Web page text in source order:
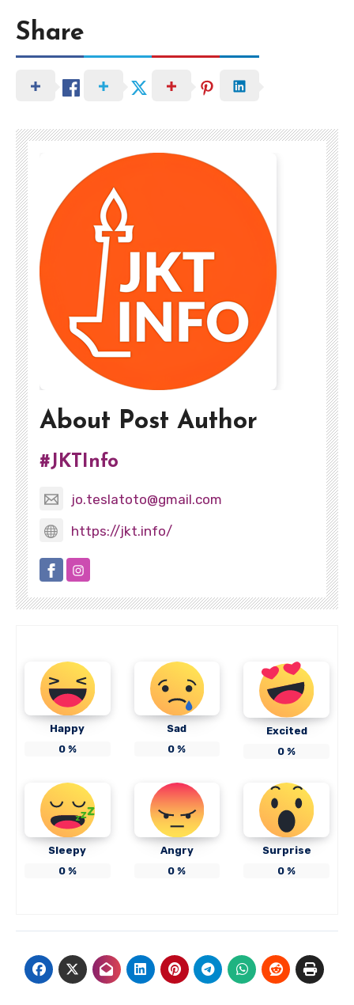
Share
About Post Author
#JKTInfo
jo.teslatoto@gmail.com
https://jkt.info/
Happy
0%
Sad
0 %
Excited
0 %
Sleepy
0%
Angry
0 %
Surprise
0 %